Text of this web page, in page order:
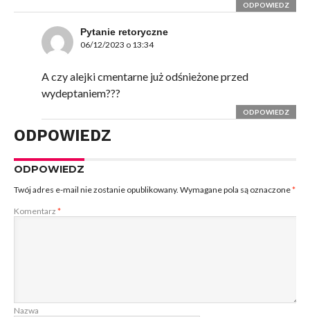
ODPOWIEDZ
Pytanie retoryczne
06/12/2023 o 13:34
A czy alejki cmentarne już odśnieżone przed
wydeptaniem???
ODPOWIEDZ
ODPOWIEDZ
ODPOWIEDZ
Twój adres e-mail nie zostanie opublikowany. Wymagane pola są oznaczone*
Komentarz *
Nazwa